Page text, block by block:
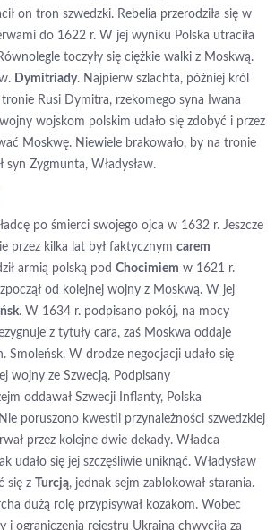
on tron szwedzki. Rebelia przerodziła się w
do 1622 r. W jej wyniku Polska utraciła
toczyły się ciężkie walki z Moskwą.
Dymitriady. Najpierw szlachta, później król
Rusi Dymitra, rzekomego syna Iwana
wojskom polskim udało się zdobyć i przez
Moskwę. Niewiele brakowało, by na tronie
syn Zygmunta, Władysław.
po śmierci swojego ojca w 1632 r. Jeszcze
przez kilka lat był faktycznym carem
armią polską pod Chocimiem w 1621 r.
od kolejnej wojny z Moskwą. W jej
. W 1634 r. podpisano pokój, na mocy
z tytuły cara, zaś Moskwa oddaje
Smoleńsk. W drodze negocjacji udało się
wojny ze Szwecją. Podpisany
oddawał Szwecji Inflanty, Polska
poruszono kwestii przynależności szwedzkiej
przez kolejne dwie dekady. Władca
udało się jej szczęśliwie uniknąć. Władysław
się z Turcją, jednak sejm zablokował starania.
dużą rolę przypisywał kozakom. Wobec
i ograniczenia rejestru Ukraina chwyciła za